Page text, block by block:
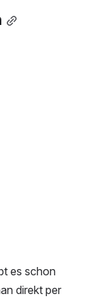
es schon
direkt per